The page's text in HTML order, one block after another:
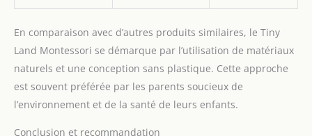
d'experts : notre
ensemble de jouets
comprend un guide
éducatif inspiré de
Montessori développé en
collaboration avec des
En comparaison avec d’autres produits similaires, le Tiny
Land Montessori se démarque par l’utilisation de matériaux
naturels et une conception sans plastique. Cette approche
est souvent préférée par les parents soucieux de
l’environnement et de la santé de leurs enfants.
Conclusion et recommandation